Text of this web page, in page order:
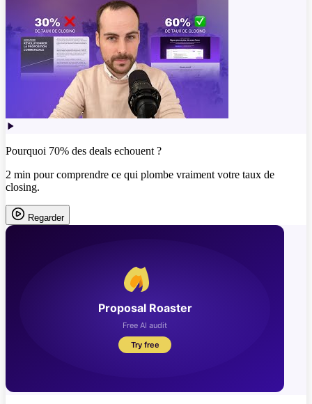
Pourquoi 70% des deals echouent ?
2 min pour comprendre ce qui plombe vraiment votre taux de
closing.
Regarder